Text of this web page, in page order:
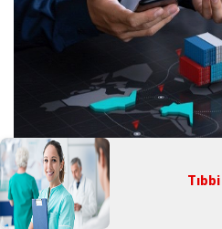
Dış Ticaret Uzmanı
Dış ticaret uzmanı nasıl olunur?